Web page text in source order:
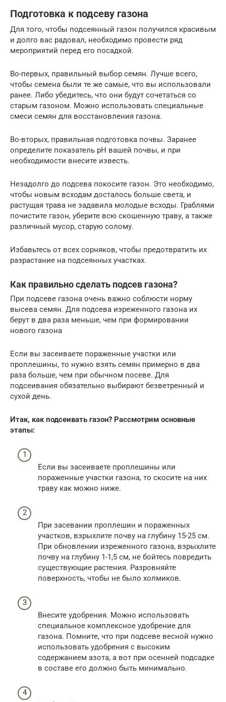
Подготовка к подсеву газона
Для того, чтобы подсеянный газон получился красивым
и долго вас радовал, необходимо провести ряд
мероприятий перед его посадкой.
Во-первых, правильный выбор семян. Лучше всего,
чтобы семена были те же самые, что вы использовали
ранее. Либо убедитесь, что они будут сочетаться со
старым газоном. Можно использовать специальные
смеси семян для восстановления газона.
Во-вторых, правильная подготовка почвы. Заранее
определите показатель рН вашей почвы, и при
необходимости внесите известь.
Незадолго до подсева покосите газон. Это необходимо,
чтобы новым всходам досталось больше света, и
растущая трава не задавила молодые всходы. Граблями
почистите газон, уберите всю скошенную траву, а также
различный мусор, старую солому.
Избавьтесь от всех сорняков, чтобы предотвратить их
разрастание на подсеянных участках.
Как правильно сделать подсев газона?
При подсеве газона очень важно соблюсти норму
высева семян. Для подсева изреженного газона их
берут в два раза меньше, чем при формировании
нового газона
Если вы засеиваете пораженные участки или
проплешины, то нужно взять семян примерно в два
раза больше, чем при обычном посеве. Для
подсеивания обязательно выбирают безветренный и
сухой день.
Итак, как подсеивать газон? Рассмотрим основные
этапы:
Если вы засеиваете проплешины или
пораженные участки газона, то скосите на них
траву как можно ниже.
При засевании проплешин и пораженных
участков, взрыхлите почву на глубину 15-25 см.
При обновлении изреженного газона, взрыхлите
почву на глубину 1-1,5 см, не бойтесь повредить
существующие растения. Разровняйте
поверхность, чтобы не было холмиков.
Внесите удобрения. Можно использовать
специальное комплексное удобрение для
газона. Помните, что при подсеве весной нужно
использовать удобрения с высоким
содержанием азота, а вот при осенней подсадке
в составе его должно быть минимально.